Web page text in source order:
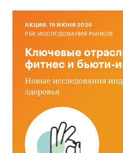
AКЦИЯ, 19 ИЮНЯ 2026
РБК ИССЛЕДОВАНИЯ РЫНКОВ
Ключевые
фитнес и бьюти-
Новые исследования
здоровья